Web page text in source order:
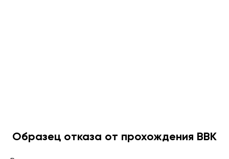
Образец отказа от прохождения ВВК